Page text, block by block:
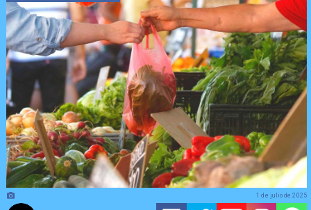
1 de julio de 2025